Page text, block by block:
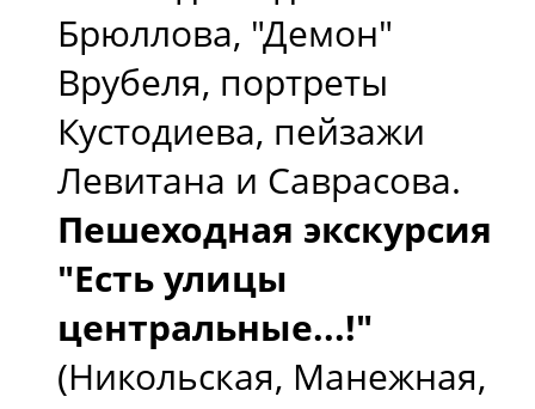
Брюллова, "Демон"
Врубеля, портреты
Кустодиева, пейзажи
Левитана и Саврасова.
Пешеходная экскурсия
"Есть улицы
центральные...!"
(Никольская, Манежная,